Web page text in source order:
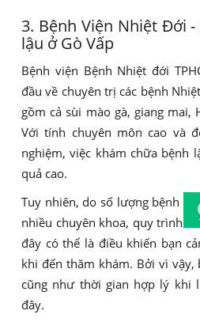
3. Bệnh Viện Nhiệt Đới
lậu ở Gò Vấp
Bệnh viện Bệnh Nhiệt đới
đầu về chuyên trị các bệnh
gồm cả sùi mào gà, giang mai,
Với tính chuyên môn cao và
nghiệm, việc khám chữa bệnh
quả cao.
Tuy nhiên, do số lượng bệnh
nhiều chuyên khoa, quy trình
đây có thể là điều khiến bạn
khi đến thăm khám. Bởi vì
cũng như thời gian hợp lý khi
đây.